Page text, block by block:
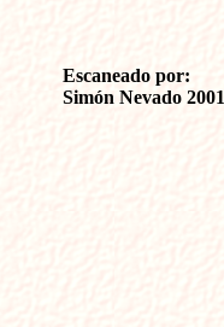
Escaneado por:
Simón Nevado 2001